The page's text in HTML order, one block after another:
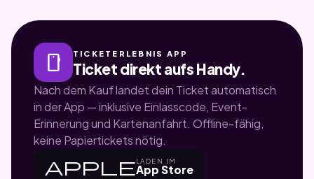
smartphone TICKETERLEBNIS APP
Ticket direkt aufs Handy.
Nach dem Kauf landet dein Ticket automatisch
in der App — inklusive Einlasscode, Event-
Erinnerung und Kartenanfahrt. Offline-fähig,
keine Papiertickets nötig.
appleLADEN IM
App Store